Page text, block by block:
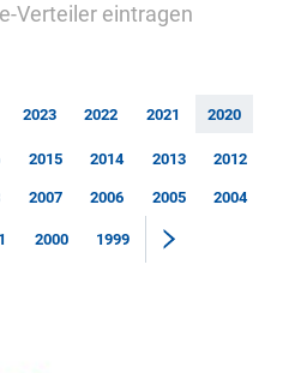
Verteiler eintragen
2023 2022 2021 2020
2015 2014 2013 2012
2007 2006 2005 2004
2000 1999